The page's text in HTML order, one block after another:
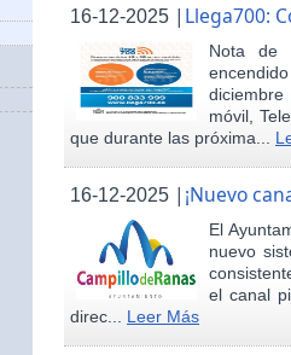
16-12-2025 | Llega700:
Nota de
móvil,
que durante las próxima...
16-12-2025 | ¡Nuevo
El
nuevo
el canal
direc... Leer Más